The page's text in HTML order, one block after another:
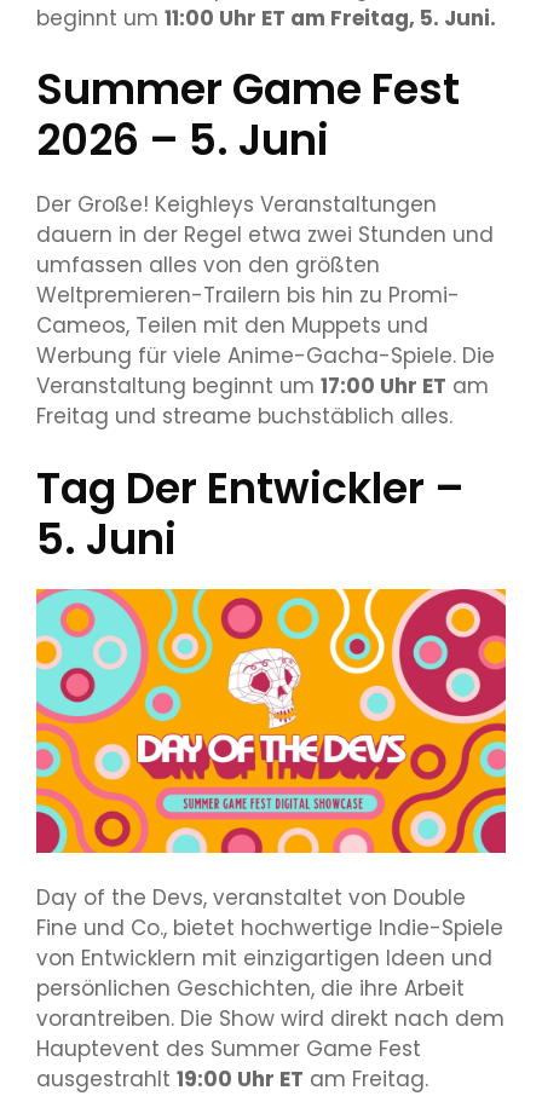
beginnt um 11:00 Uhr ET am Freitag, 5. Juni.
Summer Game Fest
2026 – 5. Juni
Der Große! Keighleys Veranstaltungen
dauern in der Regel etwa zwei Stunden und
umfassen alles von den größten
Weltpremieren-Trailern bis hin zu Promi-
Cameos, Teilen mit den Muppets und
Werbung für viele Anime-Gacha-Spiele. Die
Veranstaltung beginnt um 17:00 Uhr ET am
Freitag und streame buchstäblich alles.
Tag Der Entwickler –
5. Juni
Day of the Devs, veranstaltet von Double
Fine und Co., bietet hochwertige Indie-Spiele
von Entwicklern mit einzigartigen Ideen und
persönlichen Geschichten, die ihre Arbeit
vorantreiben. Die Show wird direkt nach dem
Hauptevent des Summer Game Fest
ausgestrahlt 19:00 Uhr ET am Freitag.